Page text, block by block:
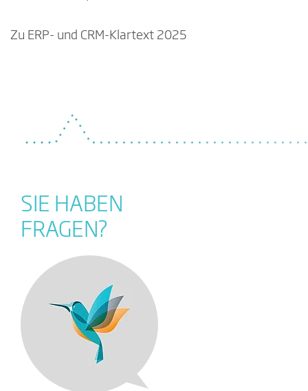
Zu ERP- und CRM-Klartext 2025
SIE HABEN
FRAGEN?